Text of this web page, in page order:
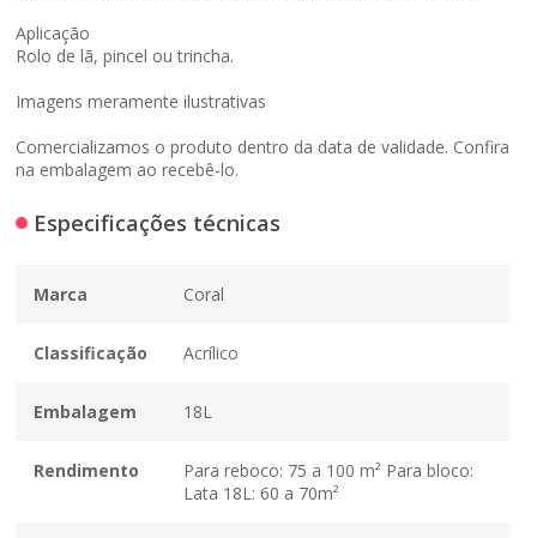
Aplicação
Rolo de lã, pincel ou trincha.
Imagens meramente ilustrativas
Comercializamos o produto dentro da data de validade. Confira
na embalagem ao recebê-lo.
Especificações técnicas
Marca Coral
Classificação Acrílico
Embalagem 18L
Rendimento
Para reboco: 75 a 100 m² Para bloco:
Lata 18L: 60 a 70m²